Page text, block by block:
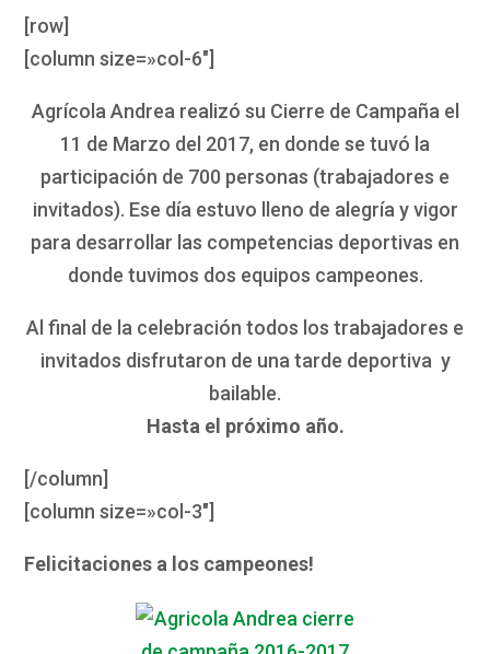
[row]
[column size=»col-6″]
Agrícola Andrea realizó su Cierre de Campaña el
11 de Marzo del 2017, en donde se tuvó la
participación de 700 personas (trabajadores e
invitados). Ese día estuvo lleno de alegría y vigor
para desarrollar las competencias deportivas en
donde tuvimos dos equipos campeones.
Al final de la celebración todos los trabajadores e
invitados disfrutaron de una tarde deportiva y
bailable.
Hasta el próximo año.
[/column]
[column size=»col-3″]
Felicitaciones a los campeones!